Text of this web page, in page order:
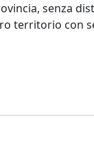
senza
territorio con